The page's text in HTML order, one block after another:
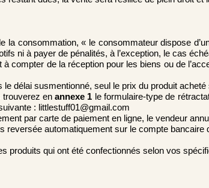
la consommation, « le consommateur dispose
ni à payer de pénalités, à l’exception, le cas
compter de la réception pour les biens ou de
le délai susmentionné, seul le prix du produit
trouverez enannexe 1 le formulaire-type de
: littlestuff01@gmail.com
par carte de paiement en ligne, le vendeur
reversée automatiquement sur le compte bancaire
produits qui ont été confectionnés selon vos